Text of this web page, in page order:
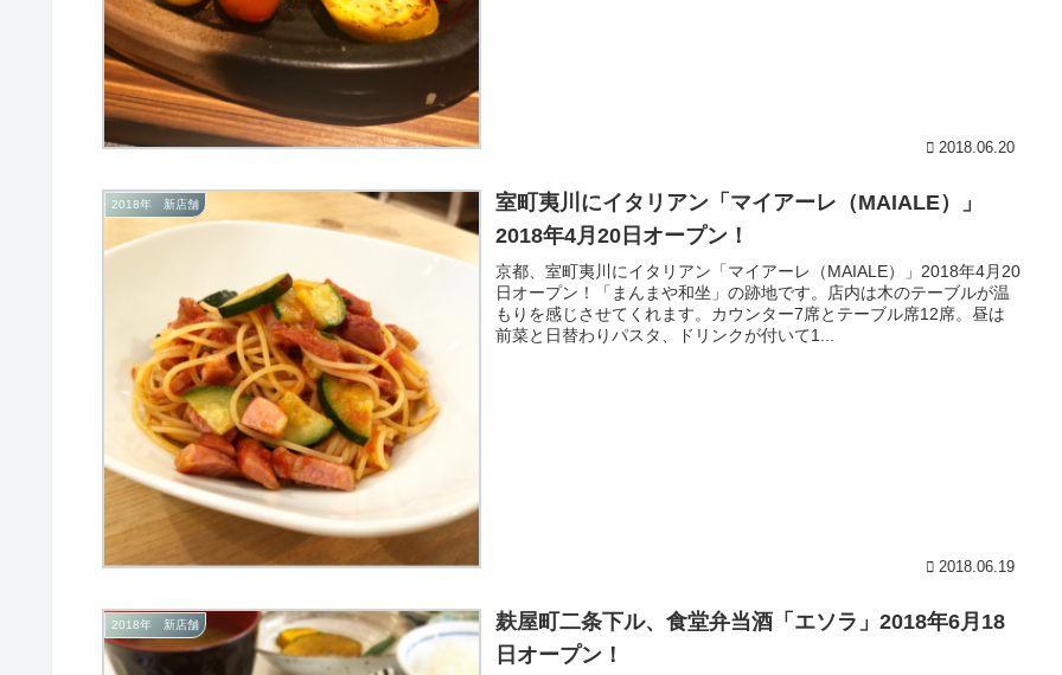
2018.06.20
2018年 新店舗
室町夷川にイタリアン「マイアーレ（MAIALE）」
2018年4月20日オープン！
京都、室町夷川にイタリアン「マイアーレ（MAIALE）」2018年4月20
日オープン！「まんまや和坐」の跡地です。店内は木のテーブルが温
もりを感じさせてくれます。カウンター7席とテーブル席12席。昼は
前菜と日替わりパスタ、ドリンクが付いて1...
2018.06.19
2018年 新店舗
麸屋町二条下ル、食堂弁当酒「エソラ」2018年6月18
日オープン！